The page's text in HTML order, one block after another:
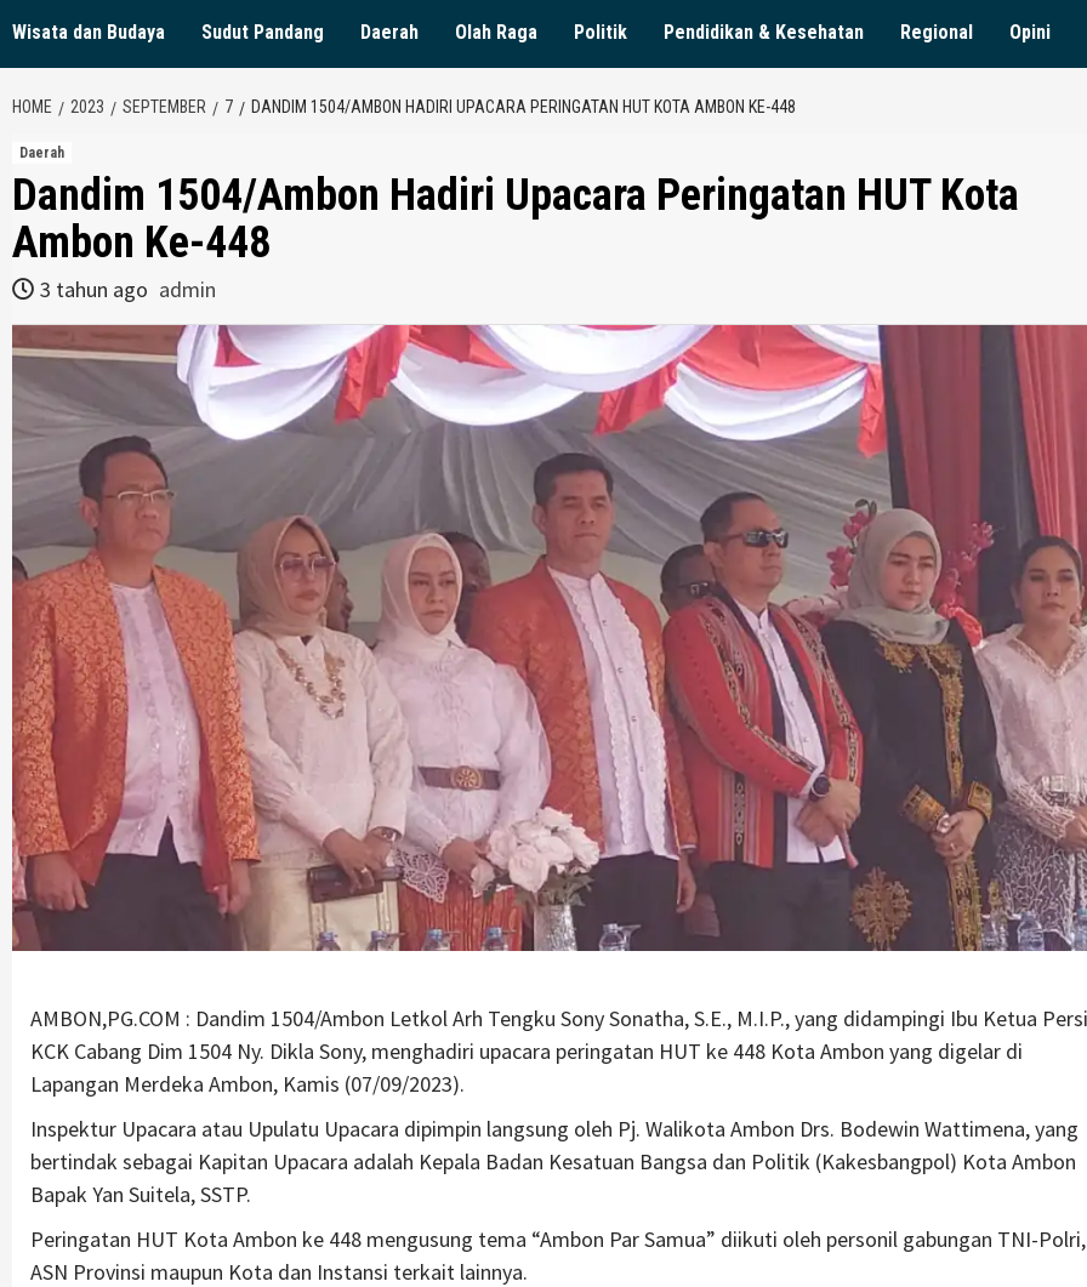
Wisata dan Budaya Sudut Pandang Daerah Olah Raga Politik Pendidikan & Kesehatan Regional Opini
HOME 2023 SEPTEMBER 7 DANDIM 1504/AMBON HADIRI UPACARA PERINGATAN HUT KOTA AMBON KE-448
Daerah
Dandim 1504/Ambon Hadiri Upacara Peringatan HUT Kota
Ambon Ke-448
3 tahun ago admin
AMBON,PG.COM : Dandim 1504/Ambon Letkol Arh Tengku Sony Sonatha, S.E., M.I.P., yang didampingi Ibu Ketua
KCK Cabang Dim 1504 Ny. Dikla Sony, menghadiri upacara peringatan HUT ke 448 Kota Ambon yang digelar di
Lapangan Merdeka Ambon, Kamis (07/09/2023).
Inspektur Upacara atau Upulatu Upacara dipimpin langsung oleh Pj. Walikota Ambon Drs. Bodewin Wattimena, yang
bertindak sebagai Kapitan Upacara adalah Kepala Badan Kesatuan Bangsa dan Politik (Kakesbangpol) Kota Ambon
Bapak Yan Suitela, SSTP.
Peringatan HUT Kota Ambon ke 448 mengusung tema “Ambon Par Samua” diikuti oleh personil gabungan TNI-Polri,
ASN Provinsi maupun Kota dan Instansi terkait lainnya.